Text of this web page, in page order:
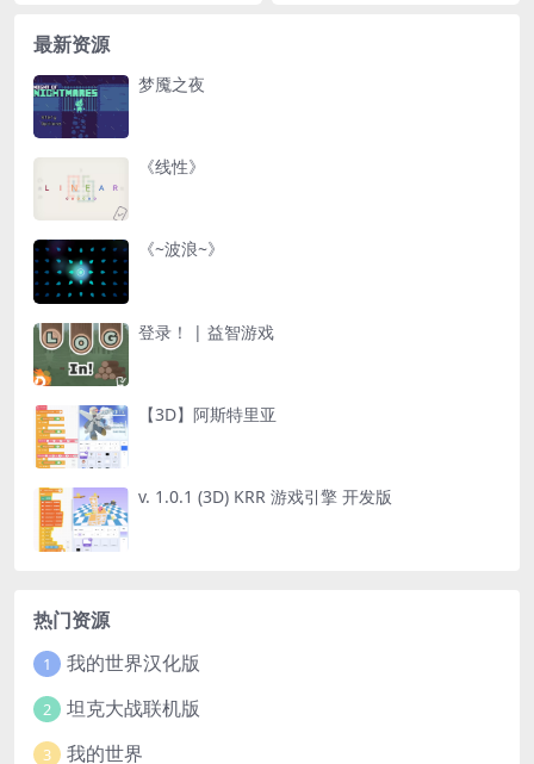
最新资源
梦魇之夜
《线性》
《~波浪~》
登录！ | 益智游戏
【3D】阿斯特里亚
v. 1.0.1 (3D) KRR 游戏引擎 开发版
热门资源
1 我的世界汉化版
2 坦克大战联机版
3 我的世界